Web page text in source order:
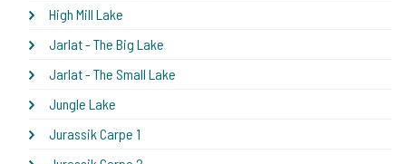
High Mill Lake
Jarlat - The Big Lake
Jarlat - The Small Lake
Jungle Lake
Jurassik Carpe 1